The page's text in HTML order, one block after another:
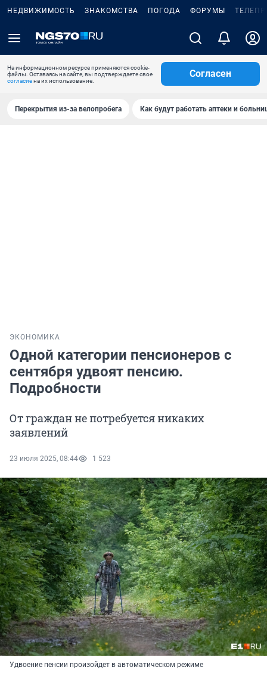
НЕДВИЖИМОСТЬ ЗНАКОМСТВА ПОГОДА ФОРУМЫ
На информационном ресурсе применяются cookie-
файлы. Оставаясь на сайте, вы подтверждаете свое
согласиена их использование.
Согласен
Перекрытия из-за велопробега Как будут работать аптеки и
ЭКОНОМИКА
Одной категории пенсионеров с
сентября удвоят пенсию.
Подробности
От граждан не потребуется никаких
заявлений
23 июля 2025, 08:44 1 523
Удвоение пенсии произойдет в автоматическом режиме